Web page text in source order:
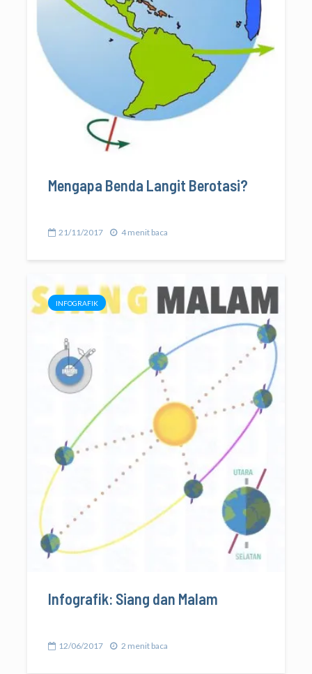
Mengapa Benda Langit Berotasi?
21/11/2017 4 menit baca
INFOGRAFIK
Infografik: Siang dan Malam
12/06/2017 2 menit baca